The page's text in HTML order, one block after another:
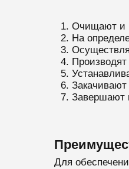
Очищают и
На
Производят
Закачивают
Завершают
Для